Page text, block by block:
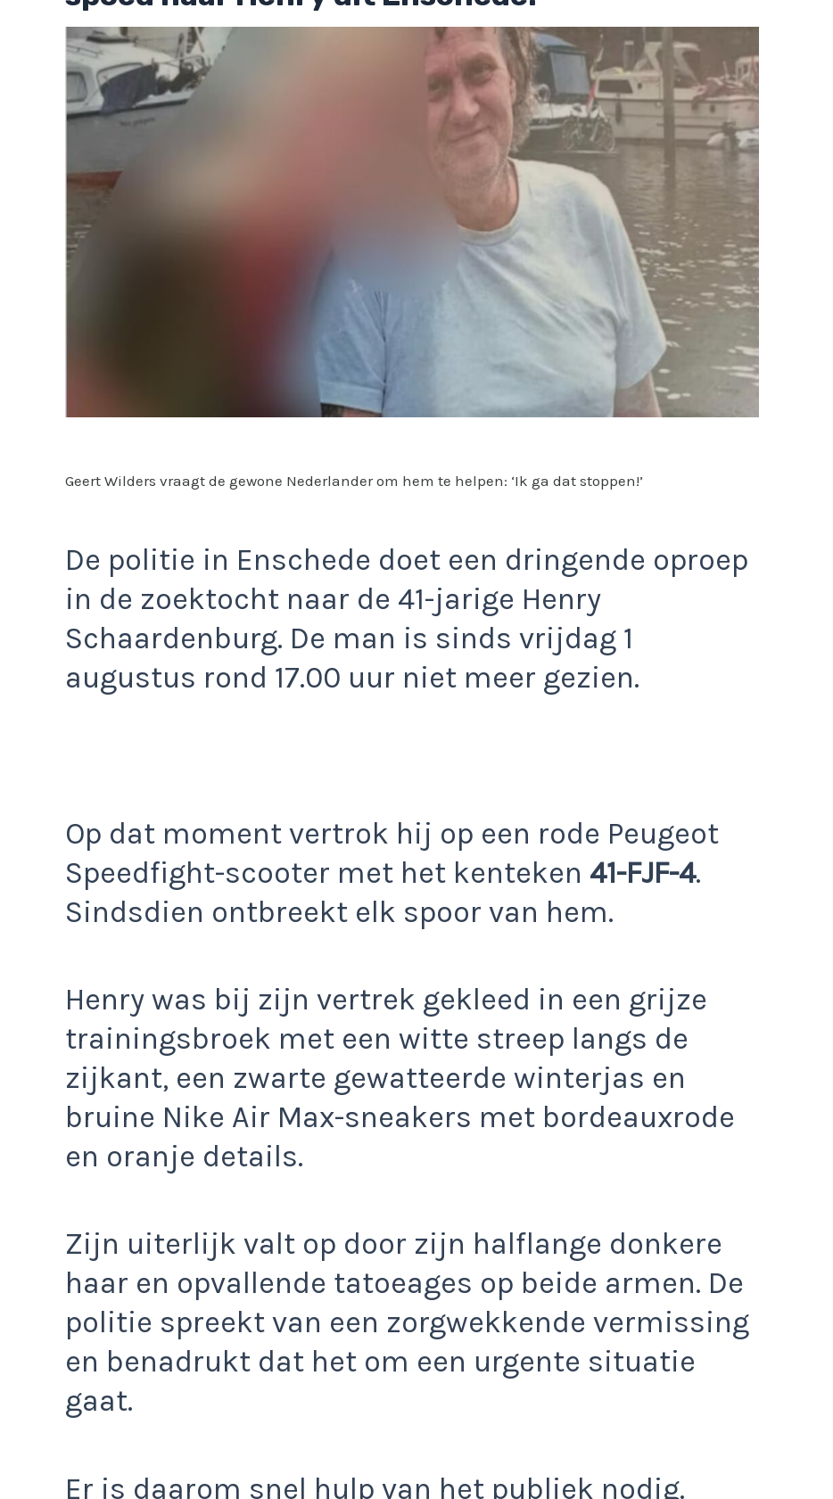
Geert Wilders vraagt de gewone Nederlander om hem te helpen: ‘Ik ga dat stoppen!’
De politie in Enschede doet een dringende oproep
in de zoektocht naar de 41-jarige Henry
Schaardenburg. De man is sinds vrijdag 1
augustus rond 17.00 uur niet meer gezien.
Op dat moment vertrok hij op een rode Peugeot
Speedfight-scooter met het kenteken 41-FJF-4.
Sindsdien ontbreekt elk spoor van hem.
Henry was bij zijn vertrek gekleed in een grijze
trainingsbroek met een witte streep langs de
zijkant, een zwarte gewatteerde winterjas en
bruine Nike Air Max-sneakers met bordeauxrode
en oranje details.
Zijn uiterlijk valt op door zijn halflange donkere
haar en opvallende tatoeages op beide armen. De
politie spreekt van een zorgwekkende vermissing
en benadrukt dat het om een urgente situatie
gaat.
Er is daarom snel hulp van het publiek nodig.